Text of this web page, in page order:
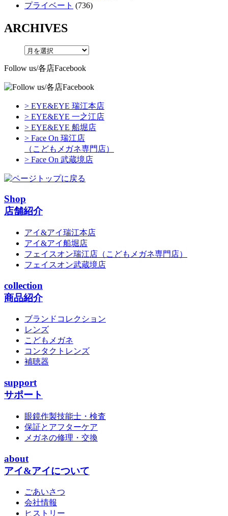
プライベート (736)
ARCHIVES
Follow us/各店Facebook
> EYE&EYE 瑞江本店
> EYE&EYE 一之江店
> EYE&EYE 船堀店
> Face On 瑞江店
（こどもメガネ専門店）
> Face On 武蔵境店
Shop
店舗紹介
アイ&アイ瑞江本店
アイ&アイ船堀店
フェイスオン瑞江店 （こどもメガネ専門店）
フェイスオン武蔵境店
collection
商品紹介
ブランドコレクション
レンズ
こどもメガネ
コンタクトレンズ
補聴器
support
サポート
眼鏡作製技能士・検査
保証とアフターケア
メガネの修理・交換
about
アイ&アイについて
ごあいさつ
会社情報
ヒストリー